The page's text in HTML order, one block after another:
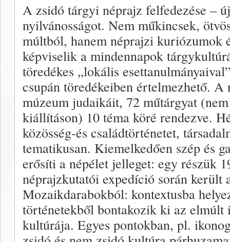
A zsidó tárgyi néprajz felfedezése –
nyilvánosságot. Nem műkincsek,
múltból, hanem néprajzi kuriózumok
képviselik a mindennapok
töredékes „lokális
csupán töredékeiben értelmezhető.
múzeum judaikáit, 72 műtárgyat
kiállításon) 10 téma köré rendezve.
közösség-és családtörténetet,
tematikusan. Kiemelkedően szép és
erősíti a népélet jelleget: egy részük
néprajzkutatói expedíció során került
Mozaikdarabokból: kontextusba
történetekből bontakozik ki az elmúlt
kultúrája. Egyes pontokban, pl.